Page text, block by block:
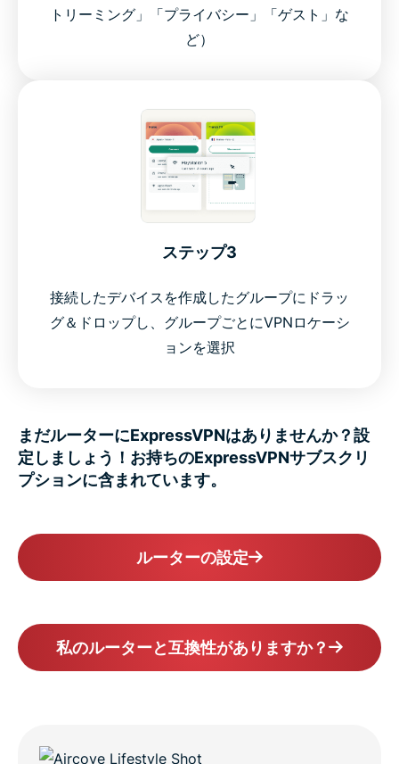
トリーミング」「プライバシー」「ゲスト」な
ど）
ステップ3
接続したデバイスを作成したグループにドラッ
グ＆ドロップし、グループごとにVPNロケーシ
ョンを選択
まだルーターにExpressVPNはありませんか？設
定しましょう！お持ちのExpressVPNサブスクリ
プションに含まれています。
ルーターの設定
私のルーターと互換性がありますか？